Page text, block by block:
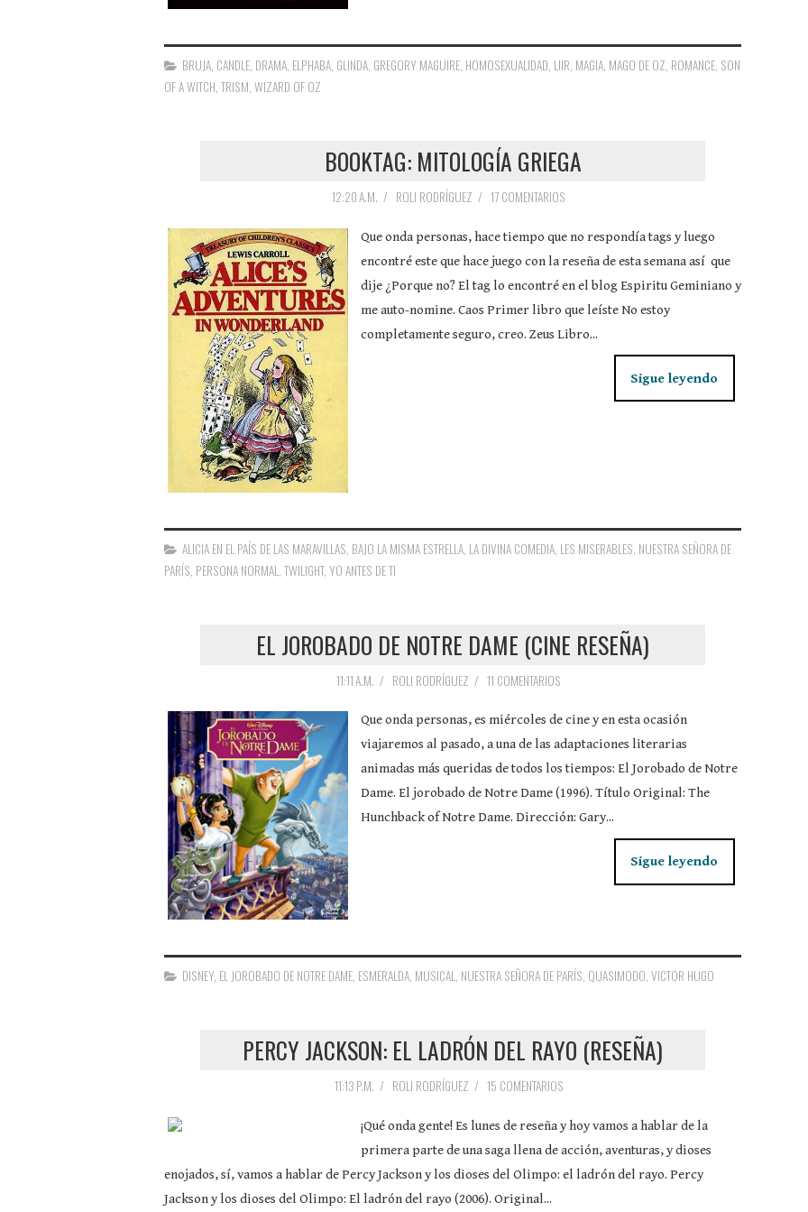
BRUJA, CANDLE, DRAMA, ELPHABA, GLINDA, GREGORY MAGUIRE, HOMOSEXUALIDAD, LIIR, MAGIA, MAGO DE OZ, ROMANCE, SON
OF A WITCH, TRISM, WIZARD OF OZ
BOOKTAG: MITOLOGÍA GRIEGA
12:20 A.M. / ROLI RODRÍGUEZ / 17 COMENTARIOS
Que onda personas, hace tiempo que no respondía tags y luego
encontré este que hace juego con la reseña de esta semana así que
dije ¿Porque no? El tag lo encontré en el blog Espiritu Geminiano y
me auto-nomine. Caos Primer libro que leíste No estoy
completamente seguro, creo. Zeus Libro...
Sigue leyendo
ALICIA EN EL PAÍS DE LAS MARAVILLAS BAJO LA MISMA ESTRELLA LA DIVINA COMEDIA LES MISERABLES NUESTRA SEÑORA DE
PARÍS PERSONA NORMAL TWILIGHT, YO ANTES DE TI
EL JOROBADO DE NOTRE DAME (CINE RESEÑA)
11:11 A.M. / ROLI RODRÍGUEZ / 11 COMENTARIOS
Que onda personas, es miércoles de cine y en esta ocasión
viajaremos al pasado, a una de las adaptaciones literarias
animadas más queridas de todos los tiempos: El Jorobado de Notre
Dame. El jorobado de Notre Dame (1996). Título Original: The
Hunchback of Notre Dame. Dirección: Gary...
Sigue leyendo
DISNEY EL JOROBADO DE NOTRE DAME ESMERALDA MUSICAL NUESTRA SEÑORA DE PARÍS QUASIMODO VICTOR HUGO
PERCY JACKSON: EL LADRÓN DEL RAYO (RESEÑA)
11:13 P.M. / ROLI RODRÍGUEZ / 15 COMENTARIOS
¡Qué onda gente! Es lunes de reseña y hoy vamos a hablar de la
primera parte de una saga llena de acción, aventuras, y dioses
enojados, sí, vamos a hablar de Percy Jackson y los dioses del Olimpo: el ladrón del rayo. Percy
Jackson y los dioses del Olimpo: El ladrón del rayo (2006). Original...